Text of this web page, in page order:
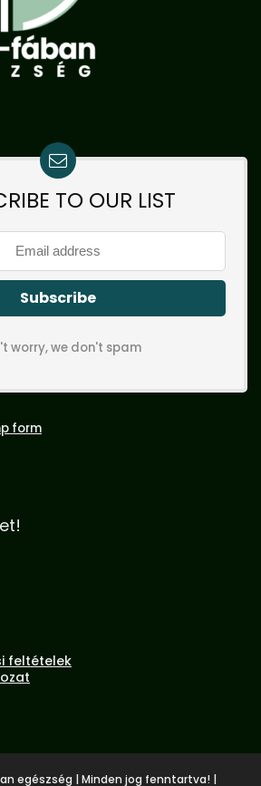
TO OUR LIST
worry, we don't spam
form
feltételek
egészség | Minden jog fenntartva! |